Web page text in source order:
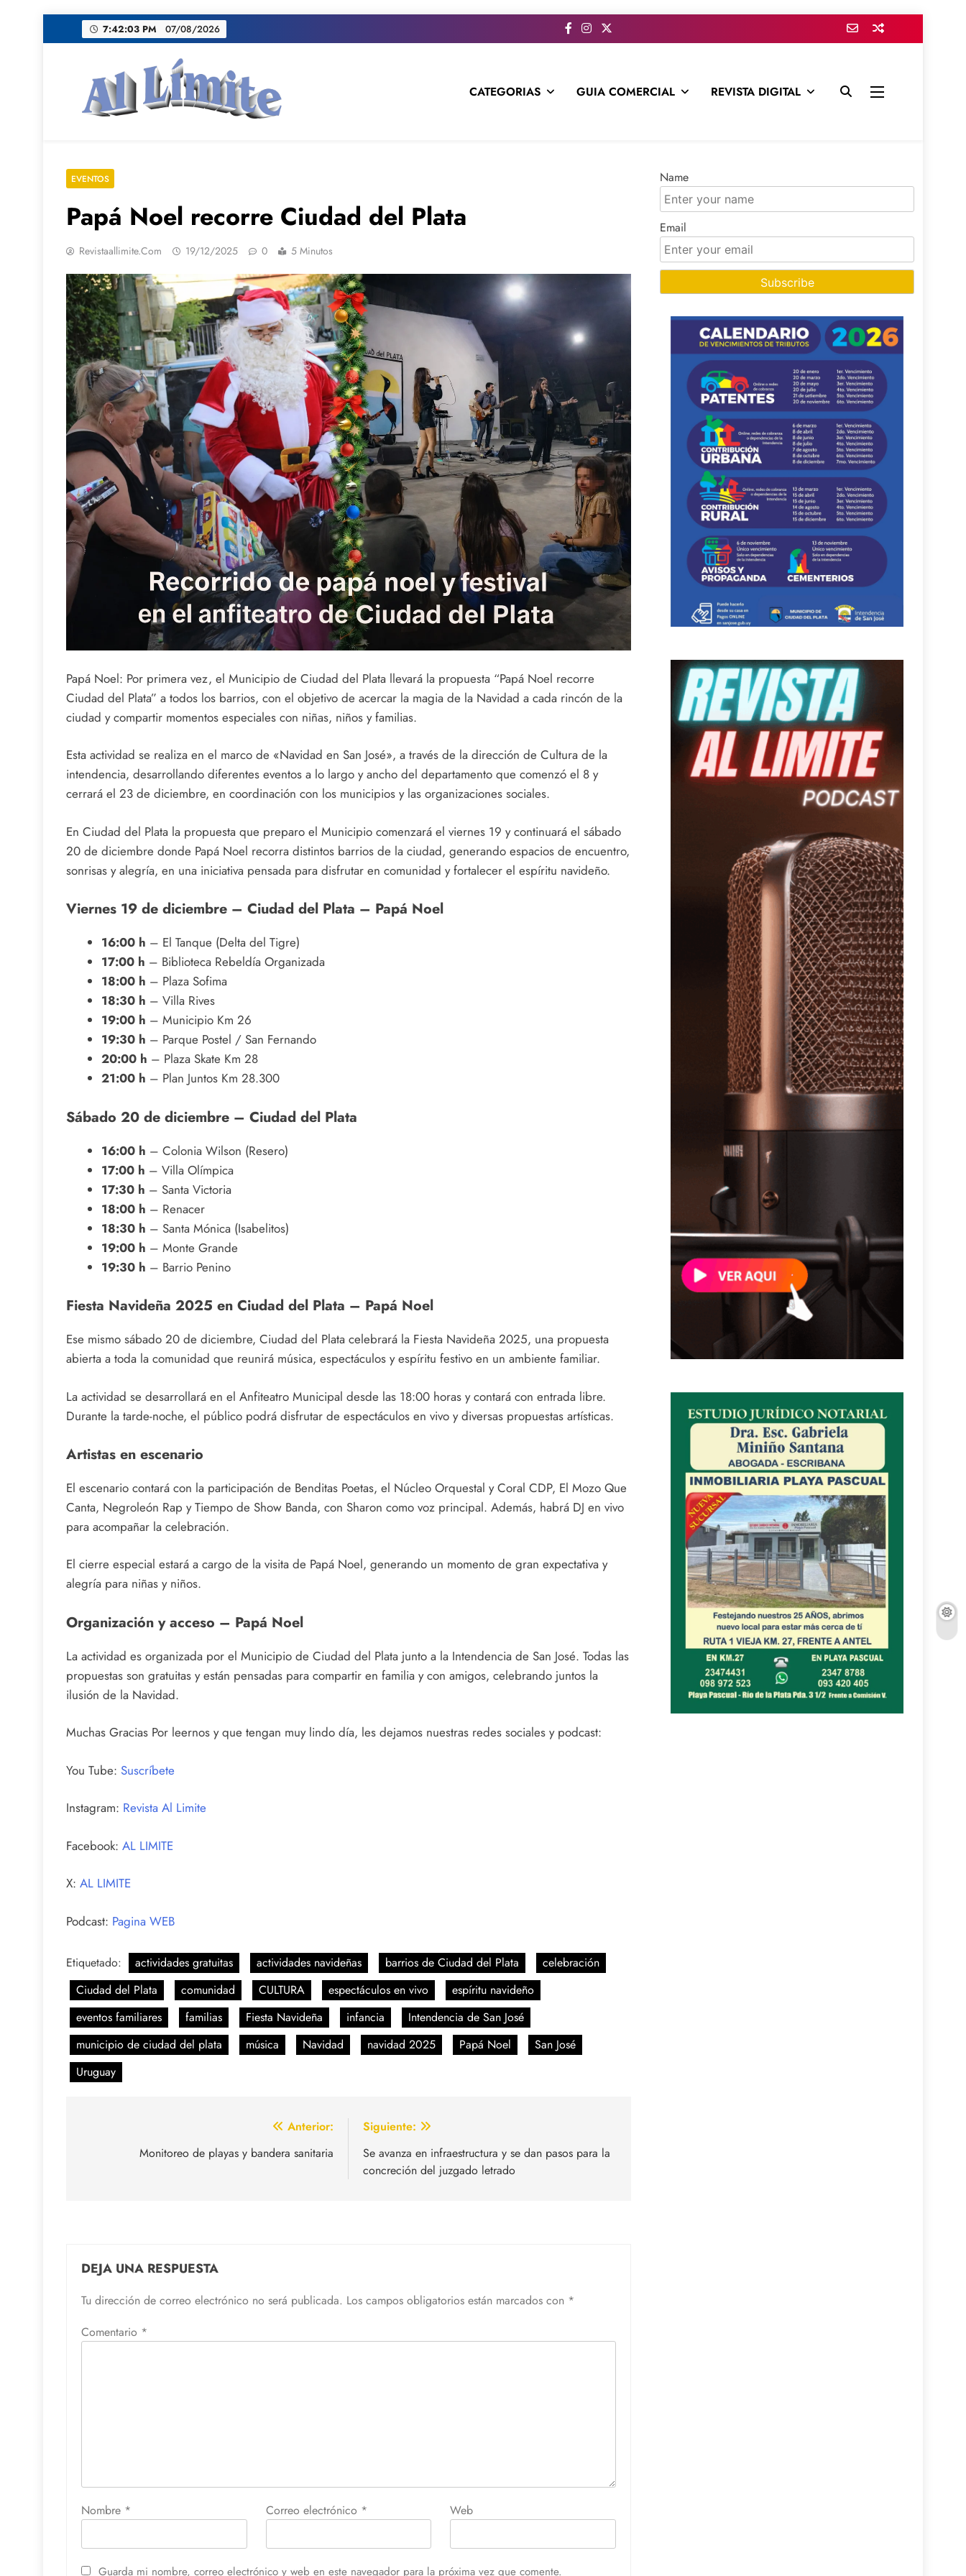
al
7:42:05 PM 07/08/2026
CATEGORIAS GUIA COMERCIAL REVISTA DIGITAL
EVENTOS
Papá Noel recorre Ciudad del Plata
Revistaallimite.com 19/12/2025 0 5 Minutos
Papá Noel: Por primera vez, el Municipio de Ciudad del Plata llevará la propuesta “Papá Noel recorre
Ciudad del Plata” a todos los barrios, con el objetivo de acercar la magia de la Navidad a cada rincón de la
ciudad y compartir momentos especiales con niñas, niños y familias.
Esta actividad se realiza en el marco de «Navidad en San José», a través de la dirección de Cultura de la
intendencia, desarrollando diferentes eventos a lo largo y ancho del departamento que comenzó el 8 y
cerrará el 23 de diciembre, en coordinación con los municipios y las organizaciones sociales.
En Ciudad del Plata la propuesta que preparo el Municipio comenzará el viernes 19 y continuará el sábado
20 de diciembre donde Papá Noel recorra distintos barrios de la ciudad, generando espacios de encuentro,
sonrisas y alegría, en una iniciativa pensada para disfrutar en comunidad y fortalecer el espíritu navideño.
Viernes 19 de diciembre – Ciudad del Plata – Papá Noel
16:00 h – El Tanque (Delta del Tigre)
17:00 h – Biblioteca Rebeldía Organizada
18:00 h – Plaza Sofima
18:30 h – Villa Rives
19:00 h – Municipio Km 26
19:30 h – Parque Postel / San Fernando
20:00 h – Plaza Skate Km 28
21:00 h – Plan Juntos Km 28.300
Sábado 20 de diciembre – Ciudad del Plata
16:00 h – Colonia Wilson (Resero)
17:00 h – Villa Olímpica
17:30 h – Santa Victoria
18:00 h – Renacer
18:30 h – Santa Mónica (Isabelitos)
19:00 h – Monte Grande
19:30 h – Barrio Penino
Fiesta Navideña 2025 en Ciudad del Plata – Papá Noel
Ese mismo sábado 20 de diciembre, Ciudad del Plata celebrará la Fiesta Navideña 2025, una propuesta
abierta a toda la comunidad que reunirá música, espectáculos y espíritu festivo en un ambiente familiar.
La actividad se desarrollará en el Anfiteatro Municipal desde las 18:00 horas y contará con entrada libre.
Durante la tarde-noche, el público podrá disfrutar de espectáculos en vivo y diversas propuestas artísticas.
Artistas en escenario
El escenario contará con la participación de Benditas Poetas, el Núcleo Orquestal y Coral CDP, El Mozo Que
Canta, Negroleón Rap y Tiempo de Show Banda, con Sharon como voz principal. Además, habrá DJ en vivo
para acompañar la celebración.
El cierre especial estará a cargo de la visita de Papá Noel, generando un momento de gran expectativa y
alegría para niñas y niños.
Organización y acceso – Papá Noel
La actividad es organizada por el Municipio de Ciudad del Plata junto a la Intendencia de San José. Todas las
propuestas son gratuitas y están pensadas para compartir en familia y con amigos, celebrando juntos la
ilusión de la Navidad.
Muchas Gracias Por leernos y que tengan muy lindo día, les dejamos nuestras redes sociales y podcast:
You Tube: Suscríbete
Instagram: Revista Al Limite
Facebook: AL LIMITE
X: AL LIMITE
Podcast: Pagina WEB
Etiquetado: actividades gratuitas actividades navideñas barrios de Ciudad del Plata
celebración
Ciudad del Plata
comunidad CULTURA espectáculos en vivo
espíritu navideño
eventos familiares
familias Fiesta Navideña infancia
Intendencia de San José
municipio de ciudad del plata
música Navidad navidad 2025 Papá Noel
San José
Uruguay
Anterior:
Monitoreo de playas y bandera sanitaria
Siguiente:
Se avanza en infraestructura y se dan pasos para la
concreción del juzgado letrado
DEJA UNA RESPUESTA
Tu dirección de correo electrónico no será publicada. Los campos obligatorios están marcados con *
Comentario *
Nombre * Correo electrónico * Web
Guarda mi nombre, correo electrónico y web en este navegador para la próxima vez que comente.
Name
Email